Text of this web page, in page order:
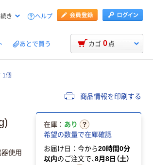
き ヘルプ
あとで買う カゴ 0 点
1個
商品情報を印刷する
使用
在庫： あり
希望の数量で在庫確認
お届け日：今から20時間0分
以内のご注文で、8月8日（土）